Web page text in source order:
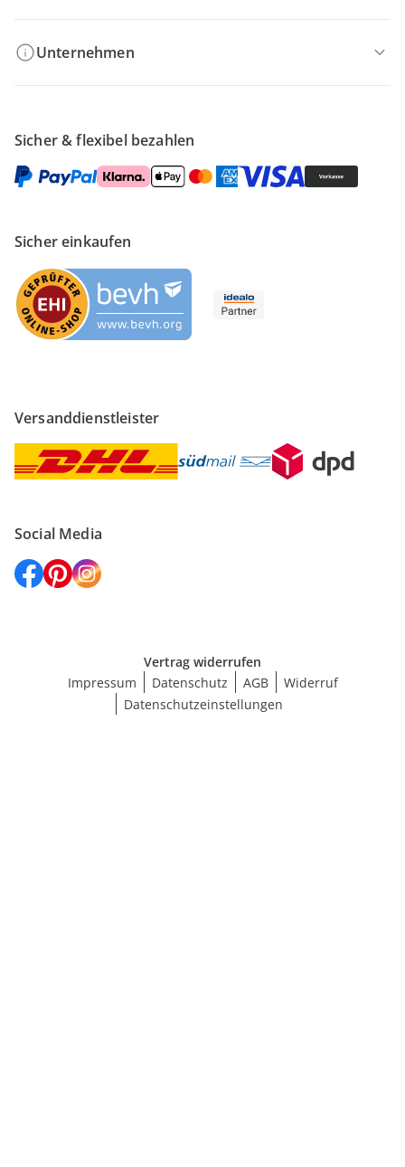
Unternehmen
Sicher & flexibel bezahlen
Sicher einkaufen
Versanddienstleister
Social Media
Vertrag widerrufen
Impressum
Datenschutz AGB
Widerruf
Datenschutzeinstellungen